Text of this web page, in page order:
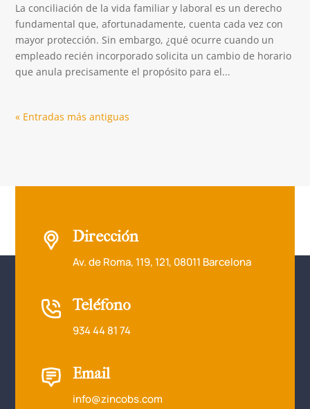
La conciliación de la vida familiar y laboral es un derecho
fundamental que, afortunadamente, cuenta cada vez con
mayor protección. Sin embargo, ¿qué ocurre cuando un
empleado recién incorporado solicita un cambio de horario
que anula precisamente el propósito para el...
« Entradas más antiguas
Dirección
Av. de Roma, 119, 121, 08011 Barcelona
Teléfono
934 44 81 74
Email
info@zincobs.com